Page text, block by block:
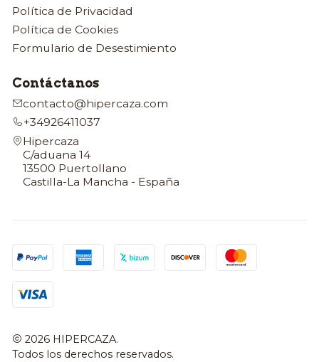
Política de Privacidad
Política de Cookies
Formulario de Desestimiento
Contáctanos
contacto@hipercaza.com
+34926411037
Hipercaza
C/aduana 14
13500 Puertollano
Castilla-La Mancha - España
2026 HIPERCAZA.
Todos los derechos reservados.